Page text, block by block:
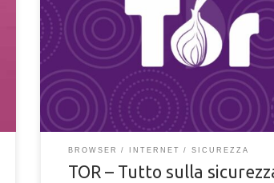
TOR è un browser sicuro per la navigazione
puoi e non puoi fare con il browser Tor e
privacy e anonimato protetti. Leggi tutto della
TOR.
BROWSER INTERNET SICUREZZA
TOR – Tutto sulla